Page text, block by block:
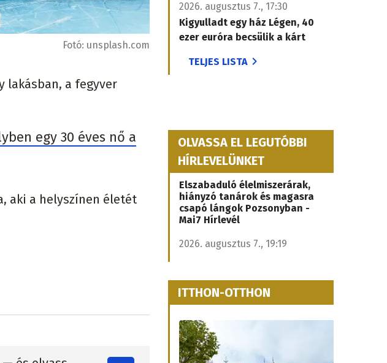
Fotó: unsplash.com
lakásban, a fegyver
egy 30 éves nő a
aki a helyszínen életét
2026. augusztus 7., 17:30
Kigyulladt egy ház Légen, 40
ezer euróra becsülik a kárt
TELJES LISTA
OLVASSA EL LEGUTÓBBI
HÍRLEVELÜNKET
Elszabaduló élelmiszerárak,
hiányzó tanárok és magasra
csapó lángok Pozsonyban -
Mai7 Hírlevél
2026. augusztus 7., 19:19
ITTHON-OTTHON